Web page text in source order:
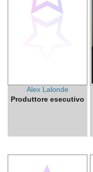
Alex Lalonde
Produttore esecutivo